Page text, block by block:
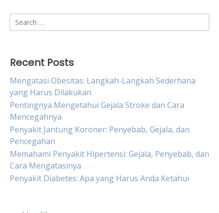
Search
for:
Recent Posts
Mengatasi Obesitas: Langkah-Langkah Sederhana
yang Harus Dilakukan
Pentingnya Mengetahui Gejala Stroke dan Cara
Mencegahnya
Penyakit Jantung Koroner: Penyebab, Gejala, dan
Pencegahan
Memahami Penyakit Hipertensi: Gejala, Penyebab, dan
Cara Mengatasinya
Penyakit Diabetes: Apa yang Harus Anda Ketahui